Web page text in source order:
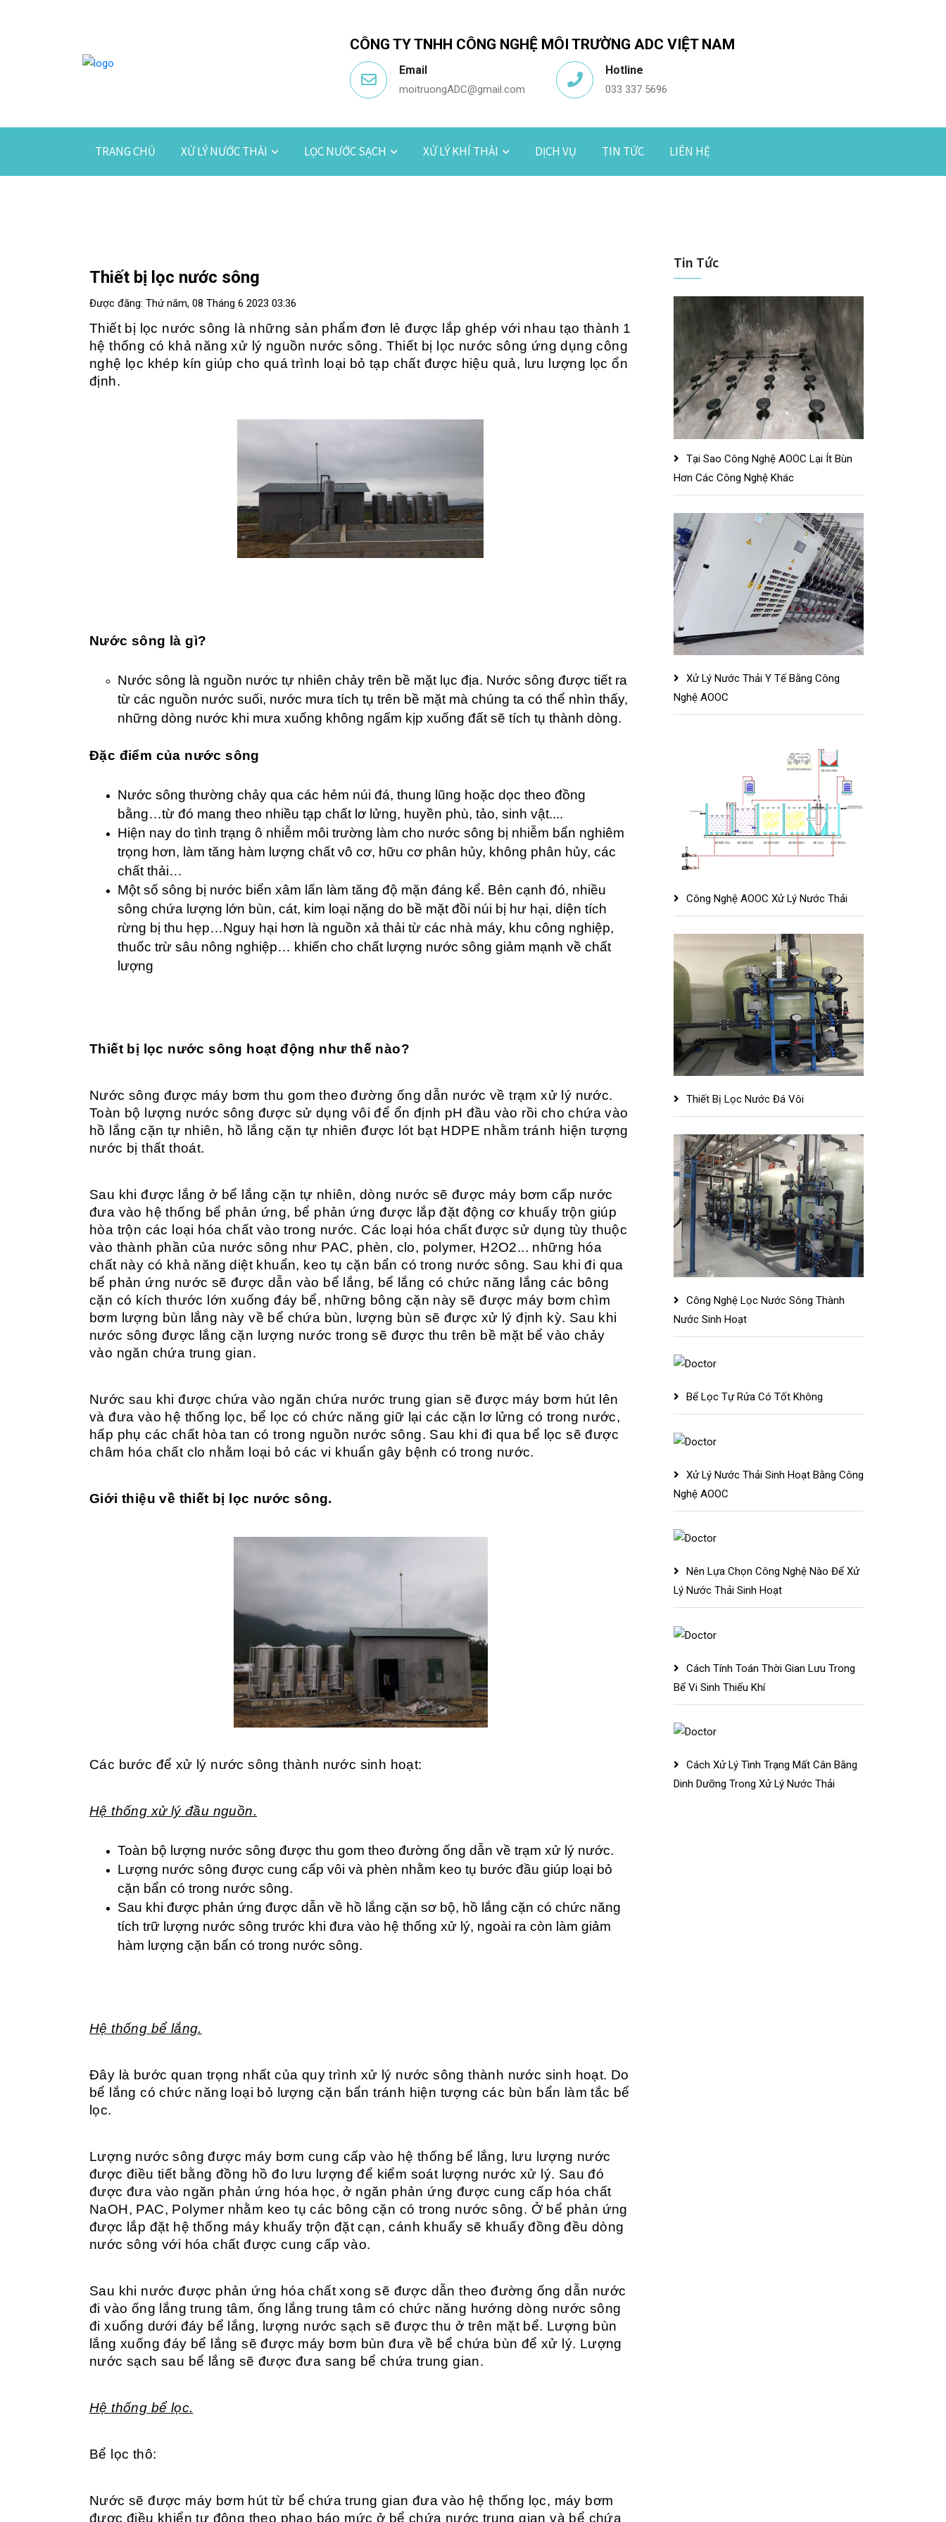
CÔNG TY TNHH CÔNG NGHỆ MÔI TRƯỜNG ADC VIỆT NAM
Email
moitruongADC@gmail.com
Hotline
033 337 5696
TRANG CHỦ XỬ LÝ NƯỚC THẢI LỌC NƯỚC SẠCH XỬ LÝ KHÍ THẢI DỊCH VỤ TIN TỨC LIÊN HỆ
Thiết bị lọc nước sông
Được đăng: Thứ năm, 08 Tháng 6 2023 03:36
Thiết bị lọc nước sông là những sản phẩm đơn lẻ được lắp ghép với nhau tạo thành 1
hệ thống có khả năng xử lý nguồn nước sông. Thiết bị lọc nước sông ứng dụng công
nghệ lọc khép kín giúp cho quá trình loại bỏ tạp chất được hiệu quả, lưu lượng lọc ổn
định.
Nước sông là gì?
Nước sông là nguồn nước tự nhiên chảy trên bề mặt lục địa. Nước sông được tiết ra
từ các nguồn nước suối, nước mưa tích tụ trên bề mặt mà chúng ta có thể nhìn thấy,
những dòng nước khi mưa xuống không ngấm kịp xuống đất sẽ tích tụ thành dòng.
Đặc điểm của nước sông
Nước sông thường chảy qua các hẻm núi đá, thung lũng hoặc dọc theo đồng
bằng…từ đó mang theo nhiều tạp chất lơ lửng, huyền phù, tảo, sinh vật....
Hiện nay do tình trạng ô nhiễm môi trường làm cho nước sông bị nhiễm bẩn nghiêm
trọng hơn, làm tăng hàm lượng chất vô cơ, hữu cơ phân hủy, không phân hủy, các
chất thải…
Một số sông bị nước biển xâm lấn làm tăng độ mặn đáng kể. Bên cạnh đó, nhiều
sông chứa lượng lớn bùn, cát, kim loại nặng do bề mặt đồi núi bị hư hại, diện tích
rừng bị thu hẹp…Nguy hại hơn là nguồn xả thải từ các nhà máy, khu công nghiệp,
thuốc trừ sâu nông nghiệp… khiến cho chất lượng nước sông giảm mạnh về chất
lượng
Thiết bị lọc nước sông hoạt động như thế nào?
Nước sông được máy bơm thu gom theo đường ống dẫn nước về trạm xử lý nước.
Toàn bộ lượng nước sông được sử dụng vôi để ổn định pH đầu vào rồi cho chứa vào
hồ lắng cặn tự nhiên, hồ lắng cặn tự nhiên được lót bạt HDPE nhằm tránh hiện tượng
nước bị thất thoát.
Sau khi được lắng ở bể lắng cặn tự nhiên, dòng nước sẽ được máy bơm cấp nước
đưa vào hệ thống bể phản ứng, bể phản ứng được lắp đặt động cơ khuấy trộn giúp
hòa trộn các loại hóa chất vào trong nước. Các loại hóa chất được sử dụng tùy thuộc
vào thành phần của nước sông như PAC, phèn, clo, polymer, H2O2... những hóa
chất này có khả năng diệt khuẩn, keo tụ cặn bẩn có trong nước sông. Sau khi đi qua
bể phản ứng nước sẽ được dẫn vào bể lắng, bể lắng có chức năng lắng các bông
cặn có kích thước lớn xuống đáy bể, những bông cặn này sẽ được máy bơm chìm
bơm lượng bùn lắng này về bể chứa bùn, lượng bùn sẽ được xử lý định kỳ. Sau khi
nước sông được lắng cặn lượng nước trong sẽ được thu trên bề mặt bể vào chảy
vào ngăn chứa trung gian.
Nước sau khi được chứa vào ngăn chứa nước trung gian sẽ được máy bơm hút lên
và đưa vào hệ thống lọc, bể lọc có chức năng giữ lại các cặn lơ lửng có trong nước,
hấp phụ các chất hòa tan có trong nguồn nước sông. Sau khi đi qua bể lọc sẽ được
châm hóa chất clo nhằm loại bỏ các vi khuẩn gây bệnh có trong nước.
Giới thiệu về thiết bị lọc nước sông.
Các bước để xử lý nước sông thành nước sinh hoạt:
Hệ thống xử lý đầu nguồn.
Toàn bộ lượng nước sông được thu gom theo đường ống dẫn về trạm xử lý nước.
Lượng nước sông được cung cấp vôi và phèn nhằm keo tụ bước đầu giúp loại bỏ
cặn bẩn có trong nước sông.
Sau khi được phản ứng được dẫn về hồ lắng cặn sơ bộ, hồ lắng cặn có chức năng
tích trữ lượng nước sông trước khi đưa vào hệ thống xử lý, ngoài ra còn làm giảm
hàm lượng cặn bẩn có trong nước sông.
Hệ thống bể lắng.
Đây là bước quan trọng nhất của quy trình xử lý nước sông thành nước sinh hoạt. Do
bể lắng có chức năng loại bỏ lượng cặn bẩn tránh hiện tượng các bùn bẩn làm tắc bể
lọc.
Lượng nước sông được máy bơm cung cấp vào hệ thống bể lắng, lưu lượng nước
được điều tiết bằng đồng hồ đo lưu lượng để kiểm soát lượng nước xử lý. Sau đó
được đưa vào ngăn phản ứng hóa học, ở ngăn phản ứng được cung cấp hóa chất
NaOH, PAC, Polymer nhằm keo tụ các bông cặn có trong nước sông. Ở bể phản ứng
được lắp đặt hệ thống máy khuấy trộn đặt cạn, cánh khuấy sẽ khuấy đồng đều dòng
nước sông với hóa chất được cung cấp vào.
Sau khi nước được phản ứng hóa chất xong sẽ được dẫn theo đường ống dẫn nước
đi vào ống lắng trung tâm, ống lắng trung tâm có chức năng hướng dòng nước sông
đi xuống dưới đáy bể lắng, lượng nước sạch sẽ được thu ở trên mặt bể. Lượng bùn
lắng xuống đáy bể lắng sẽ được máy bơm bùn đưa về bể chứa bùn để xử lý. Lượng
nước sạch sau bể lắng sẽ được đưa sang bể chứa trung gian.
Hệ thống bể lọc.
Bể lọc thô:
Nước sẽ được máy bơm hút từ bể chứa trung gian đưa vào hệ thống lọc, máy bơm
được điều khiển tự động theo phao báo mức ở bể chứa nước trung gian và bể chứa
Tin Tức
Tại Sao Công Nghệ AOOC Lại Ít Bùn
Hơn Các Công Nghệ Khác
Xử Lý Nước Thải Y Tế Bằng Công
Nghệ AOOC
Công Nghệ AOOC Xử Lý Nước Thải
Thiết Bị Lọc Nước Đá Vôi
Công Nghệ Lọc Nước Sông Thành
Nước Sinh Hoạt
Bể Lọc Tự Rửa Có Tốt Không
Xử Lý Nước Thải Sinh Hoạt Bằng Công
Nghệ AOOC
Nên Lựa Chọn Công Nghệ Nào Để Xử
Lý Nước Thải Sinh Hoạt
Cách Tính Toán Thời Gian Lưu Trong
Bể Vi Sinh Thiếu Khí
Cách Xử Lý Tình Trạng Mất Cân Bằng
Dinh Dưỡng Trong Xử Lý Nước Thải